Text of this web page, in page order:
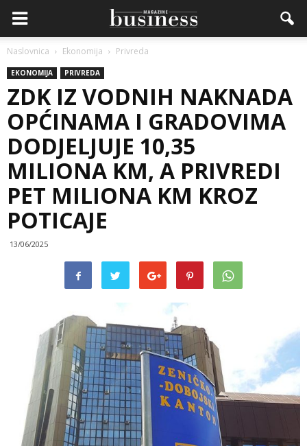
Naslovnica Ekonomija Privreda
EKONOMIJA PRIVREDA
ZDK IZ VODNIH NAKNADA
OPĆINAMA I GRADOVIMA
DODJELJUJE 10,35
MILIONA KM, A PRIVREDI
PET MILIONA KM KROZ
POTICAJE
13/06/2025